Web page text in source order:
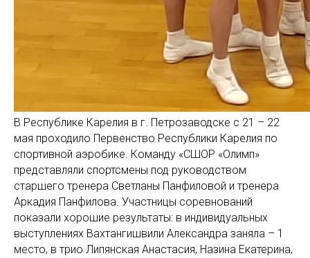
В Республике Карелия в г. Петрозаводске с 21 – 22
мая проходило Первенство Республики Карелия по
спортивной аэробике. Команду «СШОР «Олимп»
представляли спортсмены под руководством
старшего тренера Светланы Панфиловой и тренера
Аркадия Панфилова. Участницы соревнований
показали хорошие результаты: в индивидуальных
выступлениях Вахтангишвили Александра заняла – 1
место, в трио Липянская Анастасия, Назина Екатерина,